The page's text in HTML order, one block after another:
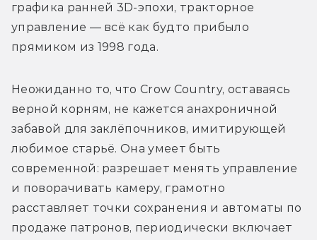
графика ранней 3D-эпохи, тракторное
управление — всё как будто прибыло
прямиком из 1998 года.
Неожиданно то, что Crow Country, оставаясь
верной корням, не кажется анахроничной
забавой для заклёпочников, имитирующей
любимое старьё. Она умеет быть
современной: разрешает менять управление
и поворачивать камеру, грамотно
расставляет точки сохранения и автоматы по
продаже патронов, периодически включает